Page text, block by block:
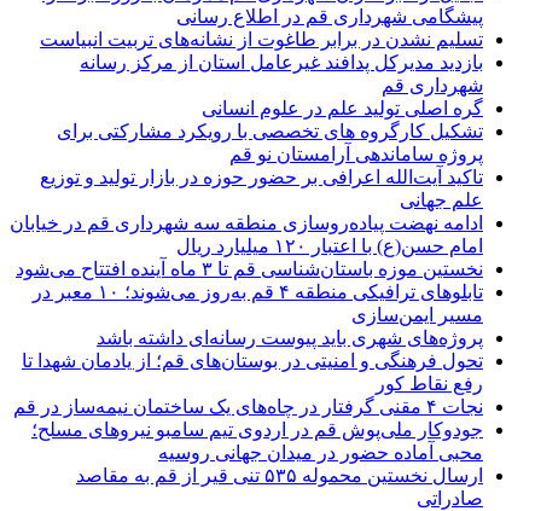
پیشگامی شهرداری قم در اطلاع رسانی
تسلیم نشدن در برابر طاغوت از نشانه‌های تربیت انبیاست
بازدید مدیرکل پدافند غیرعامل استان از مرکز رسانه
شهرداری قم
گره اصلی تولید علم در علوم انسانی
تشکیل کارگروه های تخصصی با رویکرد مشارکتی برای
پروژه ساماندهی آرامستان نو قم
تاکید آیت‌الله اعرافی بر حضور حوزه در بازار تولید و توزیع
علم جهانی
ادامه نهضت پیاده‌روسازی منطقه سه شهرداری قم در خیابان
امام حسن(ع) با اعتبار ۱۲۰ میلیارد ریال
نخستین موزه باستان‌شناسی قم تا ۳ ماه آینده افتتاح می‌شود
تابلوهای ترافیکی منطقه ۴ قم به‌روز می‌شوند؛ ۱۰ معبر در
مسیر ایمن‌سازی
پروژه‌های شهری باید پیوست رسانه‌ای داشته باشد
تحول فرهنگی و امنیتی در بوستان‌های قم؛ از یادمان شهدا تا
رفع نقاط کور
نجات ۴ مقنی گرفتار در چاه‌های یک ساختمان نیمه‌ساز در قم
جودوکار ملی‌پوش قم در اردوی تیم سامبو نیروهای مسلح؛
محبی آماده حضور در میدان جهانی روسیه
ارسال نخستین محموله ۵۳۵ تنی قیر از قم به مقاصد
صادراتی